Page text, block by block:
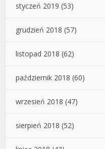
styczeń 2019 (53)
grudzień 2018 (57)
listopad 2018 (62)
październik 2018 (60)
wrzesień 2018 (47)
sierpień 2018 (52)